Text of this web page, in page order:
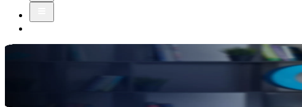
Для вдумчивых и ответственных людей